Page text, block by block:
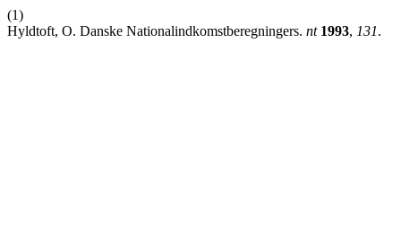
(1)
Hyldtoft, O. Danske Nationalindkomstberegningers. nt 1993, 131.